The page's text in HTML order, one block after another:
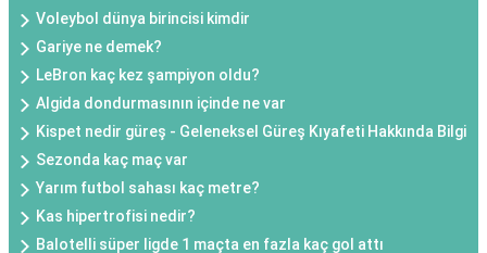
Voleybol dünya birincisi kimdir
Gariye ne demek?
LeBron kaç kez şampiyon oldu?
Algida dondurmasının içinde ne var
Kispet nedir güreş - Geleneksel Güreş Kıyafeti Hakkında Bilgi
Sezonda kaç maç var
Yarım futbol sahası kaç metre?
Kas hipertrofisi nedir?
Balotelli süper ligde 1 maçta en fazla kaç gol attı